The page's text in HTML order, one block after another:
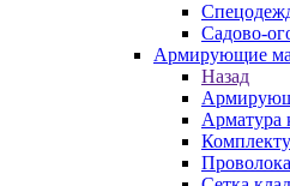
Садово-
Армирующие
Назад
Арматура
Проволока